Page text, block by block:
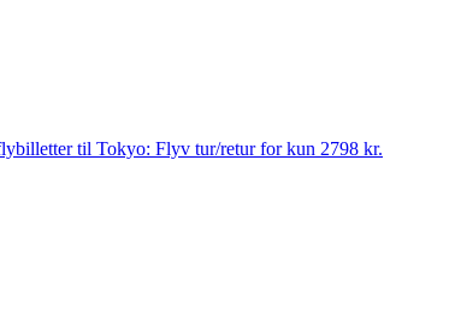
til Tokyo: Flyv tur/retur for kun 2798 kr.